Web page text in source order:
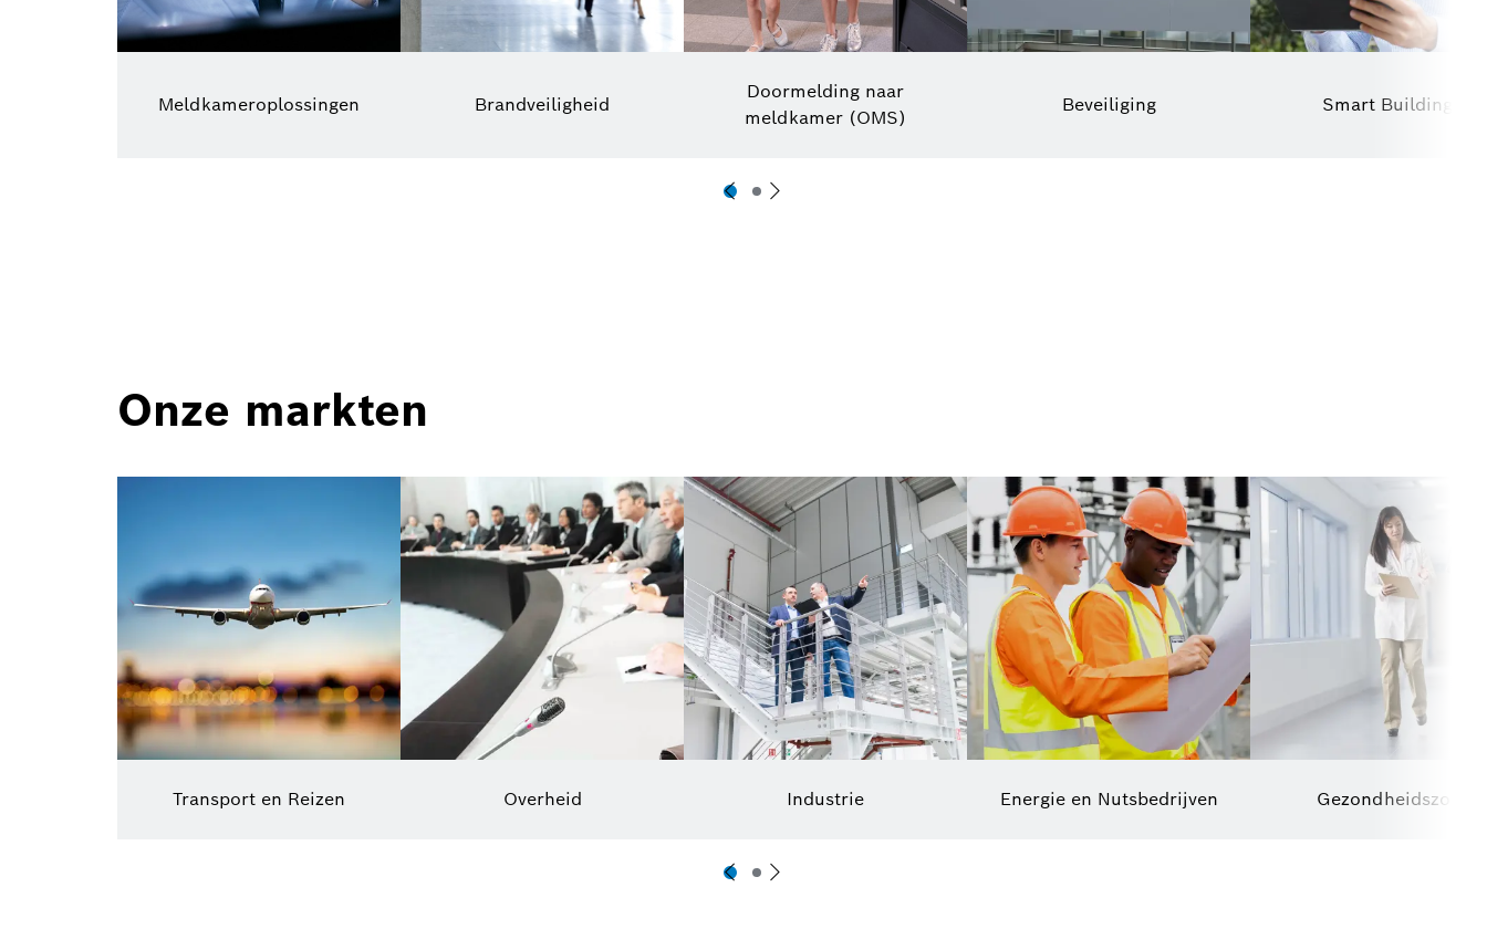
Meldkameroplossingen Brandveiligheid
Doormelding naar
meldkamer (OMS)
Beveiliging Smart Buildings
Onze markten
Transport en Reizen Overheid Industrie Energie en Nutsbedrijven Gezondheidszorg